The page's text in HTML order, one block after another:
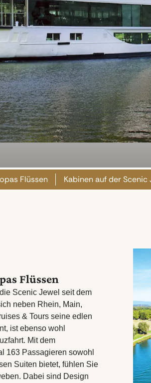
Flüssen Kabinen auf der
Flüssen
Scenic Jewel seit dem
neben Rhein, Main,
& Tours seine edlen
ist ebenso wohl
Mit dem
163 Passagieren sowohl
Suiten bietet, fühlen Sie
Dabei sind Design